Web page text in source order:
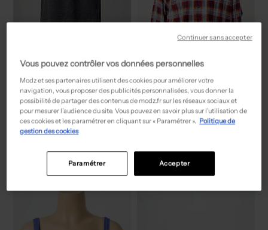
55,50€Prix boutique :
111,00€ -50%
PAUPORTÉ
Jupe mi-longue - Coupe droite gris
ACHAT EXPRESS
39,00€Prix boutique :
78,00€ -50%
MARVELIS
ACHAT EXPRESS
Vous pouvez contrôler vos données personnelles
Modz et ses partenaires utilisent des cookies pour améliorer votre
navigation, vous proposer des publicités personnalisées, vous donner la
possibilité de partager des contenus de modz.fr sur les réseaux sociaux et
pour mesurer l’audience du site. Vous pouvez en savoir plus sur l’utilisation de
ces cookies et les paramétrer en cliquant sur « Paramétrer ». Politique de
gestion des cookies
Accepter
Paramétrer
Continuer sans accepter